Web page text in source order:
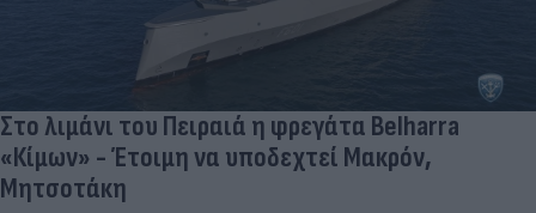
Στο λιμάνι του Πειραιά η φρεγάτα Belharra
«Κίμων» - Έτοιμη να υποδεχτεί Μακρόν,
Μητσοτάκη